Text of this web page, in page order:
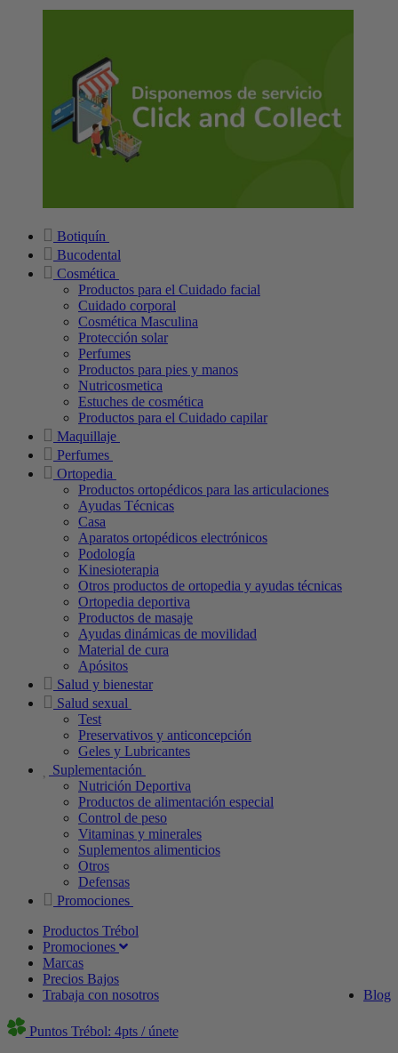
Botiquín
Bucodental
Cosmética
Productos para el Cuidado facial
Cuidado corporal
Cosmética Masculina
Protección solar
Perfumes
Productos para pies y manos
Nutricosmetica
Estuches de cosmética
Productos para el Cuidado capilar
Maquillaje
Perfumes
Ortopedia
Productos ortopédicos para las articulaciones
Ayudas Técnicas
Casa
Aparatos ortopédicos electrónicos
Podología
Kinesioterapia
Otros productos de ortopedia y ayudas técnicas
Ortopedia deportiva
Productos de masaje
Ayudas dinámicas de movilidad
Material de cura
Apósitos
Salud y bienestar
Salud sexual
Test
Preservativos y anticoncepción
Geles y Lubricantes
Suplementación
Nutrición Deportiva
Productos de alimentación especial
Control de peso
Vitaminas y minerales
Suplementos alimenticios
Otros
Defensas
Promociones
Productos Trébol
Promociones
Marcas
Precios Bajos
Blog
Trabaja con nosotros
Puntos Trébol: 4pts / únete